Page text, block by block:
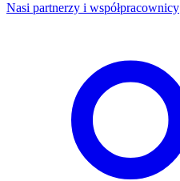
Nasi partnerzy i współpracownicy